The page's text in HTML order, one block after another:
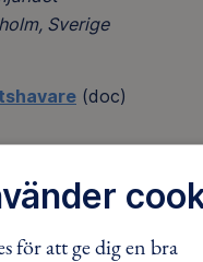
Sverige
(doc)
FRII som har
för att ge dig en bra